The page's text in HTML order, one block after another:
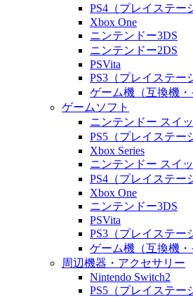
PS4（プレイステー
Xbox One
ニンテンドー3DS
ニンテンドー2DS
PSVita
PS3（プレイステー
ゲーム機（互換機・
ゲームソフト
ニンテンドー スイッ
PS5（プレイステー
Xbox Series
ニンテンドー スイッ
PS4（プレイステー
Xbox One
ニンテンドー3DS
PSVita
PS3（プレイステー
ゲーム機（互換機・
周辺機器・アクセサリー
Nintendo Switch2
PS5（プレイステー